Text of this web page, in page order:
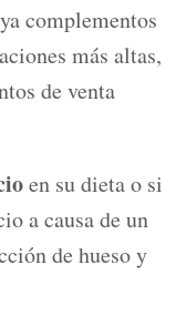
complementos
más altas,
de venta
en su dieta o si
a causa de un
de hueso y